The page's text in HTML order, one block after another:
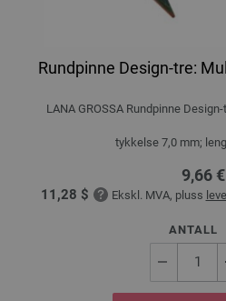
Rundpinne Design-tre:
LANA GROSSA Rundpinne
tykkelse 7,0 mm;
9,66 €
11,28 $ Ekskl. MVA, pluss
ANTALL